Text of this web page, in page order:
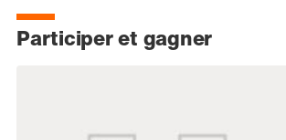
Participer et gagner